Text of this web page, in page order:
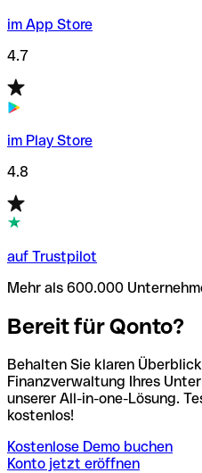
im App Store
4.7
im Play Store
4.8
auf Trustpilot
Mehr als 600.000
Bereit für Qonto?
Behalten Sie klaren
Finanzverwaltung Ihres
unserer All-in-one-Lösung.
kostenlos!
Kostenlose Demo buchen
Konto jetzt eröffnen